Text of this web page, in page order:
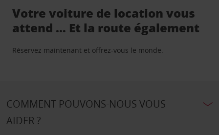
Votre voiture de location vous
attend … Et la route également
Réservez maintenant et offrez-vous le monde.
COMMENT POUVONS-NOUS VOUS
AIDER ?